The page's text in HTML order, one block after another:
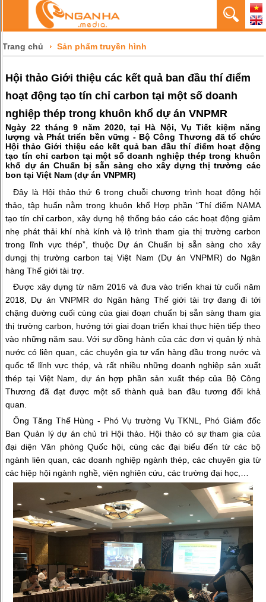
Trang chủ Sản phẩm truyền hình
Hội thảo Giới thiệu các kết quả ban đầu thí điểm
hoạt động tạo tín chỉ carbon tại một số doanh
nghiệp thép trong khuôn khổ dự án VNPMR
Ngày 22 tháng 9 năm 2020, tại Hà Nội, Vụ Tiết kiệm năng
lượng và Phát triển bền vững - Bộ Công Thương đã tổ chức
Hội thảo Giới thiệu các kết quả ban đầu thí điểm hoạt động
tạo tín chỉ carbon tại một số doanh nghiệp thép trong khuôn
khổ dự án Chuẩn bị sẵn sàng cho xây dựng thị trường các
bon tại Việt Nam (dự án VNPMR)
Đây là Hội thảo thứ 6 trong chuỗi chương trình hoạt động hội
thảo, tập huấn nằm trong khuôn khổ Hợp phần “Thí điểm NAMA
tạo tín chỉ carbon, xây dựng hệ thống báo cáo các hoạt động giảm
nhẹ phát thải khí nhà kính và lộ trình tham gia thị trường carbon
trong lĩnh vực thép”, thuộc Dự án Chuẩn bị sẵn sàng cho xây
dưngj thị trường carbon taị Việt Nam (Dự án VNPMR) do Ngân
hàng Thế giới tài trợ.
Được xây dựng từ năm 2016 và đưa vào triển khai từ cuối năm
2018, Dự án VNPMR do Ngân hàng Thế giới tài trợ đang đi tới
chặng đường cuối cùng của giai đoạn chuẩn bị sẵn sàng tham gia
thị trường carbon, hướng tới giai đoạn triển khai thực hiện tiếp theo
vào những năm sau. Với sự đồng hành của các đơn vị quản lý nhà
nước có liên quan, các chuyên gia tư vấn hàng đầu trong nước và
quốc tế lĩnh vực thép, và rất nhiều những doanh nghiệp sản xuất
thép tại Việt Nam, dự án hợp phần sản xuất thép của Bộ Công
Thương đã đạt được một số thành quả ban đầu tương đối khả
quan.
Ông Tăng Thế Hùng - Phó Vụ trường Vụ TKNL, Phó Giám đốc
Ban Quản lý dự án chủ trì Hội thảo. Hội thảo có sự tham gia của
đại diện Văn phòng Quốc hội, cùng các đại biểu đến từ các bộ
ngành liên quan, các doanh nghiệp ngành thép, các chuyên gia từ
các hiệp hội ngành nghề, viện nghiên cứu, các trường đại học,…